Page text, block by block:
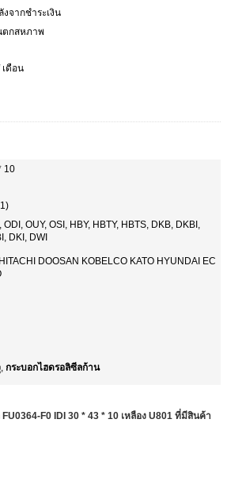
จากชำระเงิน
ตกสหภาพ
ดือน
10
ODI, OUY, OSI, HBY, HBTY, HBTS, DKB, DKBI,
DKI, DWI
DOOSAN KOBELCO KATO HYUNDAI EC
, กระบอกไฮดรอลิซีลก้าน
F0 IDI 30 * 43 * 10 เหลือง U801 ที่มีสินค้า